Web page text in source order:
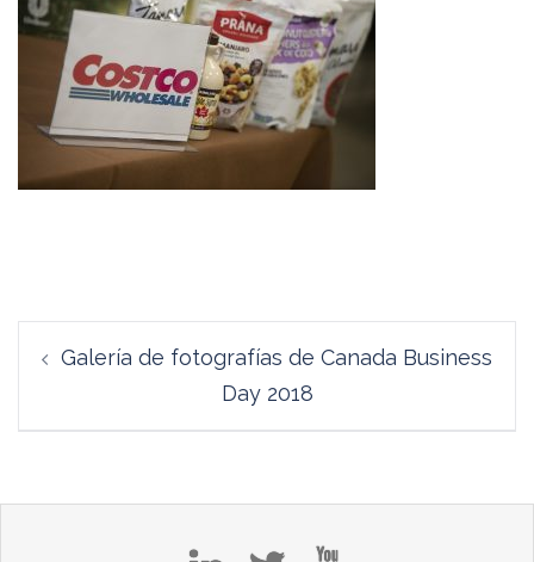
de Galería de fotografías de Canada Business
Day 2018